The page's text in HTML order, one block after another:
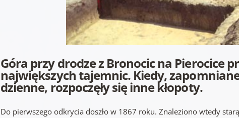
Góra przy drodze z Bronocic na Pierocice
największych tajemnic. Kiedy,
dzienne, rozpoczęły się inne kłopoty.
Do pierwszego odkrycia doszło w 1867 roku. Znaleziono wtedy